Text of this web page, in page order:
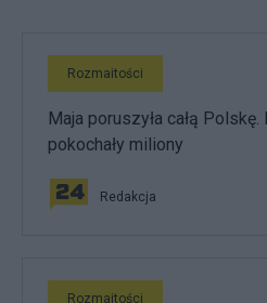
Rozmaitości
Maja poruszyła całą
pokochały miliony
Redakcja
Rozmaitości